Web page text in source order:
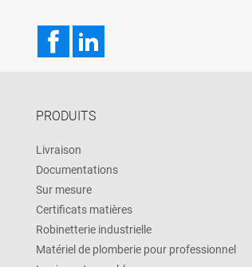
Facebook
PRODUITS
Livraison
Documentations
Sur mesure
Certificats matières
Robinetterie industrielle
Matériel de plomberie pour professionnel